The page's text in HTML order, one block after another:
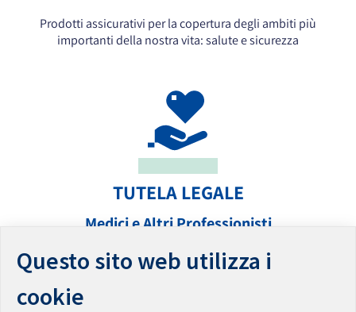
Prodotti assicurativi per la copertura degli ambiti più
importanti della nostra vita: salute e sicurezza
TUTELA LEGALE
Medici e Altri Professionisti
Prodotti assicurativi per la copertura di tutela legale dei Medici,
Professionisti e Imprese
Questo sito web utilizza i
cookie